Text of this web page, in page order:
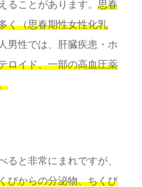
ることがあります。 思春
く（思春期性女性化乳
男性では、肝臓疾患・ホ
ロイド、一部の高血圧薬
ると非常にまれですが、
びからの分泌物、ちくび